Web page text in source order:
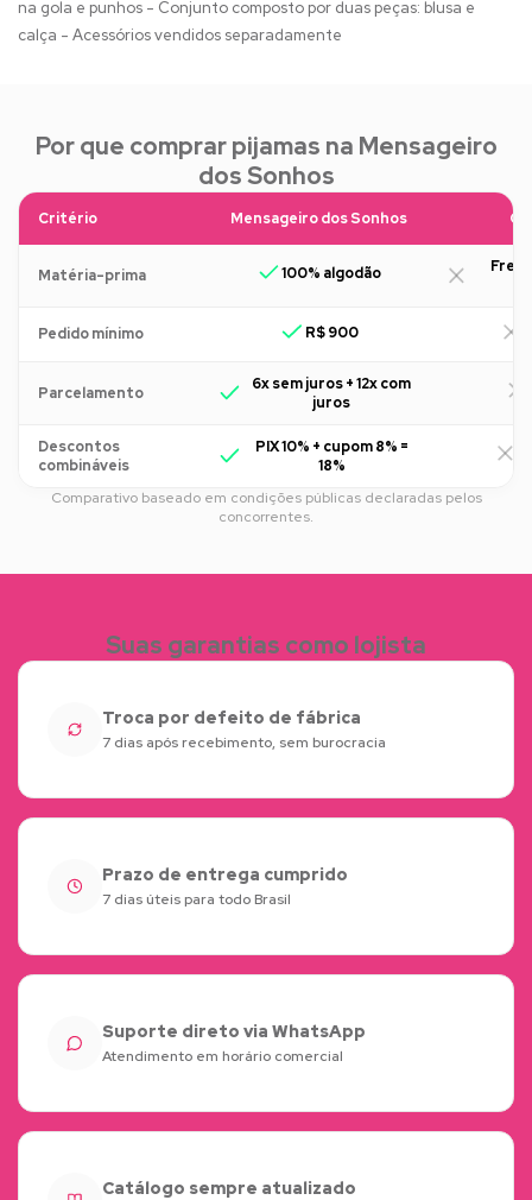
na gola e punhos - Conjunto composto por duas peças: blusa e
calça - Acessórios vendidos separadamente
Por que comprar pijamas na Mensageiro
dos Sonhos
Critério Mensageiro dos Sonhos
Matéria-prima 100% algodão
Pedido mínimo R$ 900
Parcelamento
6x sem juros + 12x com
juros
Descontos
combináveis
PIX 10% + cupom 8% =
18%
Comparativo baseado em condições públicas declaradas pelos
concorrentes.
Suas garantias como lojista
Troca por defeito de fábrica
7 dias após recebimento, sem burocracia
Prazo de entrega cumprido
7 dias úteis para todo Brasil
Suporte direto via WhatsApp
Atendimento em horário comercial
Catálogo sempre atualizado